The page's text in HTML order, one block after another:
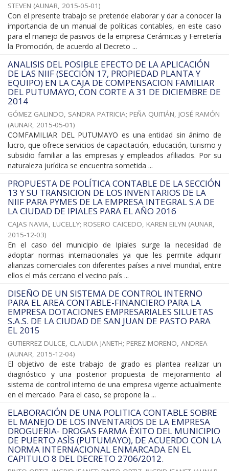
STEVEN (AUNAR, 2015-05-01)
Con el presente trabajo se pretende elaborar y dar a conocer la
importancia de un manual de políticas contables, en este caso
para el manejo de pasivos de la empresa Cerámicas y Ferretería
la Promoción, de acuerdo al Decreto ...
ANALISIS DEL POSIBLE EFECTO DE LA APLICACIÓN
DE LAS NIIF (SECCIÓN 17, PROPIEDAD PLANTA Y
EQUIPO) EN LA CAJA DE COMPENSACION FAMILIAR
DEL PUTUMAYO, CON CORTE A 31 DE DICIEMBRE DE
2014
GÓMEZ GALINDO, SANDRA PATRICIA; PEÑA QUITIÁN, JOSÉ RAMÓN
(AUNAR, 2015-05-01)
COMFAMILIAR DEL PUTUMAYO es una entidad sin ánimo de
lucro, que ofrece servicios de capacitación, educación, turismo y
subsidio familiar a las empresas y empleados afiliados. Por su
naturaleza jurídica se encuentra sometida ...
PROPUESTA DE POLÍTICA CONTABLE DE LA SECCIÓN
13 Y SU TRANSICION DE LOS INVENTARIOS DE LA
NIIF PARA PYMES DE LA EMPRESA INTEGRAL S.A DE
LA CIUDAD DE IPIALES PARA EL AÑO 2016
CAJAS NAVIA, LUCELLY; ROSERO CAICEDO, KAREN EILYN (AUNAR,
2015-12-03)
En el caso del municipio de Ipiales surge la necesidad de
adoptar normas internacionales ya que les permite adquirir
alianzas comerciales con diferentes países a nivel mundial, entre
ellos el más cercano el vecino país ...
DISEÑO DE UN SISTEMA DE CONTROL INTERNO
PARA EL AREA CONTABLE-FINANCIERO PARA LA
EMPRESA DOTACIONES EMPRESARIALES SILUETAS
S.A.S. DE LA CIUDAD DE SAN JUAN DE PASTO PARA
EL 2015
GUTIERREZ DULCE, CLAUDIA JANETH; PEREZ MORENO, ANDREA
(AUNAR, 2015-12-04)
El objetivo de este trabajo de grado es plantea realizar un
diagnóstico y una posterior propuesta de mejoramiento al
sistema de control interno de una empresa vigente actualmente
en el mercado. Para el caso, se propone la ...
ELABORACIÓN DE UNA POLITICA CONTABLE SOBRE
EL MANEJO DE LOS INVENTARIOS DE LA EMPRESA
DROGUERIA- DROGAS FARMA ÈXITO DEL MUNICIPIO
DE PUERTO ASÌS (PUTUMAYO), DE ACUERDO CON LA
NORMA INTERNACIONAL ENMARCADA EN EL
CAPITULO 8 DEL DECRETO 2706/2012.